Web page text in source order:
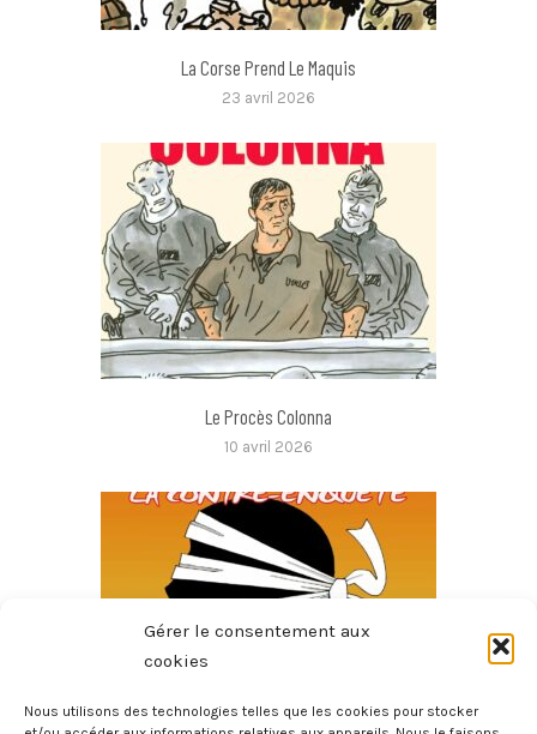
Gérer le consentement aux
cookies
Nous utilisons des technologies telles que les cookies pour stocker
La Corse Prend Le Maquis
23 avril 2026
Le Procès Colonna
10 avril 2026